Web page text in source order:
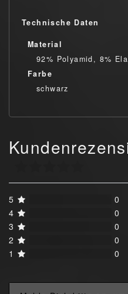
Technische Daten
Material
92% Polyamid, 8%
Farbe
schwarz
5
0
4
0
3
0
2
0
1
0